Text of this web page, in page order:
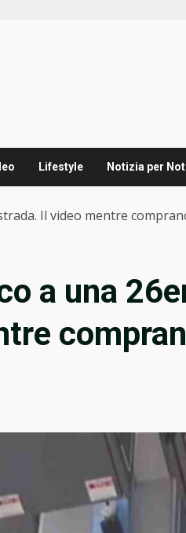
Lifestyle Notizia per
Il video mentre
a una